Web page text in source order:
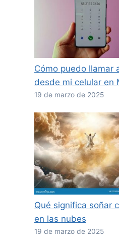
Cómo puedo llamar
desde mi celular en
19 de marzo de 2025
Qué significa soñar
en las nubes
19 de marzo de 2025